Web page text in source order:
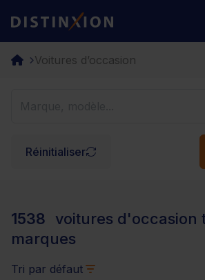
Distinxion
Voitures d’occasion
Réinitialiser
1538
voitures d'occasion
marques
Tri par défaut